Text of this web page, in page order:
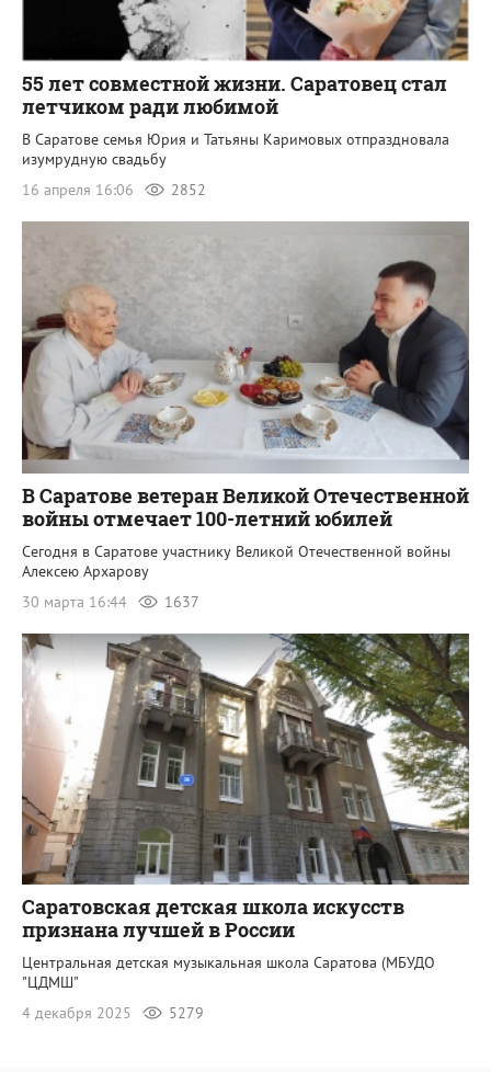
55 лет совместной жизни. Саратовец стал
летчиком ради любимой
В Саратове семья Юрия и Татьяны Каримовых отпраздновала
изумрудную свадьбу
16 апреля 16:06
2852
В Саратове ветеран Великой Отечественной
войны отмечает 100-летний юбилей
Сегодня в Саратове участнику Великой Отечественной войны
Алексею Архарову
30 марта 16:44
1637
Саратовская детская школа искусств
признана лучшей в России
Центральная детская музыкальная школа Саратова (МБУДО
"ЦДМШ"
4 декабря 2025
5279